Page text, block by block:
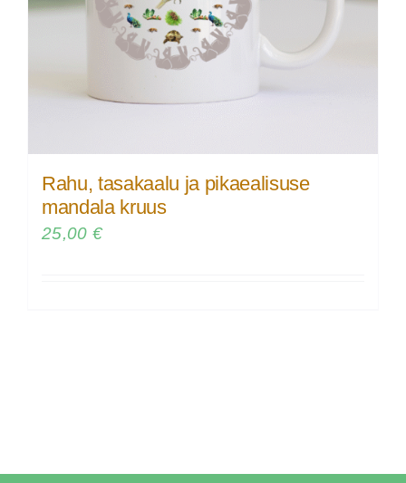
Rahu, tasakaalu ja pikaealisuse
mandala kruus
25,00 €